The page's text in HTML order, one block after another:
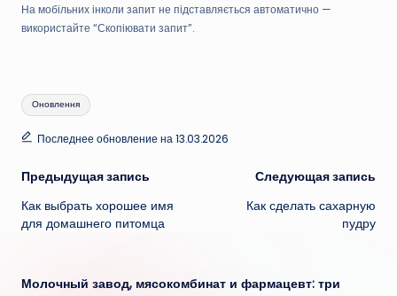
На мобільних інколи запит не підставляється автоматично —
використайте “Скопіювати запит”.
Метки:
Оновлення
Последнее обновление на 13.03.2026
Навигация
записи
Предыдущая запись
Как выбрать хорошее имя
для домашнего питомца
Следующая запись
Как сделать сахарную
пудру
Молочный завод, мясокомбинат и фармацевт: три